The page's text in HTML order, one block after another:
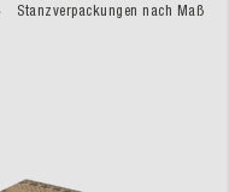
Stanzverpackungen nach Maß